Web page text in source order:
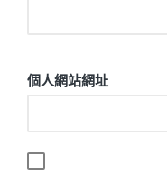
個人網站網址